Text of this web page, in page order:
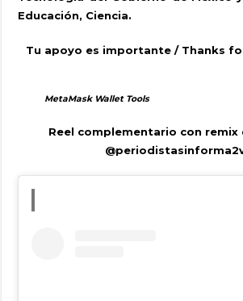
Educación, Ciencia.
Tu apoyo es importante / Thanks
MetaMask Wallet Tools
Reel complementario con remix